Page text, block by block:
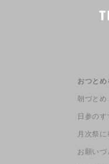
おつとめ
朝づとめ
日参のす
月次祭に
お願いづ